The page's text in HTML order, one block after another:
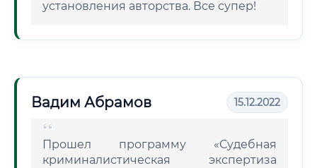
установления авторства. Все супер!
Вадим Абрамов 15.12.2022
Прошел программу «Судебная
криминалистическая экспертиза